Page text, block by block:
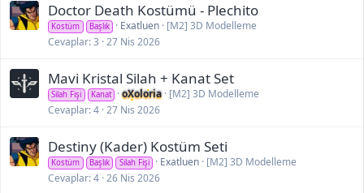
Doctor Death Kostümü - Plechito
Kostüm Başlık Exatluen [M2] 3D Modelleme
Cevaplar 3 27 Nis 2026
Mavi Kristal Silah + Kanat Set
Silah Fişi Kanat oXoloria [M2] 3D Modelleme
Cevaplar 4 27 Nis 2026
Destiny (Kader) Kostüm Seti
Kostüm Başlık Silah Fişi Exatluen [M2] 3D Modelleme
Cevaplar 4 26 Nis 2026